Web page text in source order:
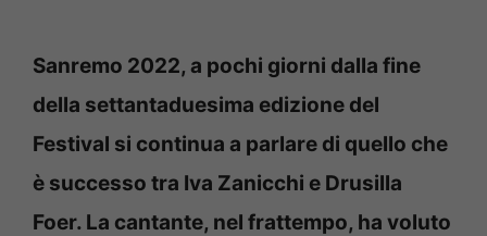
Sanremo 2022, a pochi giorni dalla fine
della settantaduesima edizione del
Festival si continua a parlare di quello che
è successo tra Iva Zanicchi e Drusilla
Foer. La cantante, nel frattempo, ha voluto